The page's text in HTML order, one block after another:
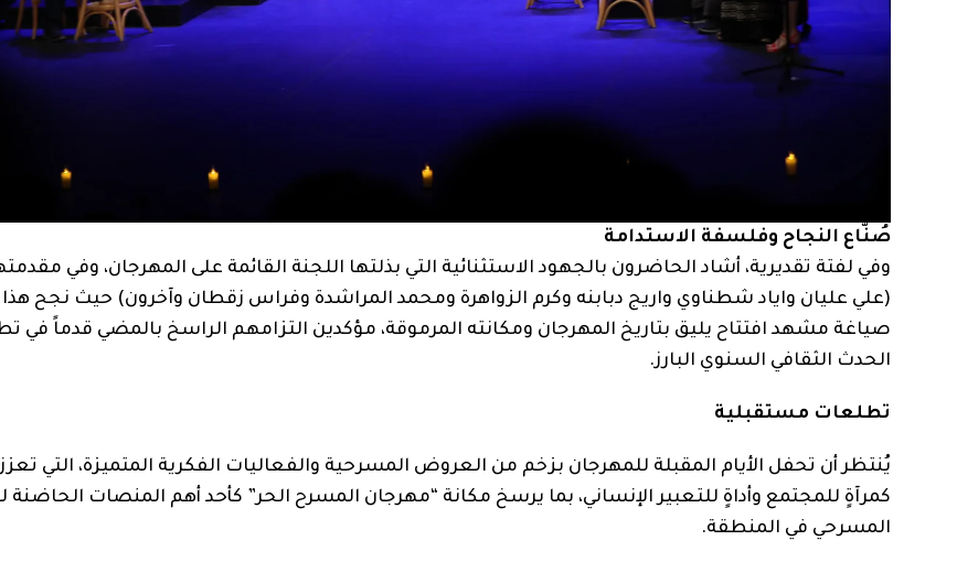
صُنّاع النجاح وفلسفة الاستدامة
وفي لفتة تقديرية، أشاد الحاضرون بالجهود الاستثنائية التي بذلتها اللجنة القائمة على المهرجان، وفي
(علي عليان واياد شطناوي واريج دبابنه وكرم الزواهرة ومحمد المراشدة وفراس زقطان وآخرون) حيث نجح هذا
صياغة مشهد افتتاح يليق بتاريخ المهرجان ومكانته المرموقة، مؤكدين التزامهم الراسخ بالمضي قدماً في
الحدث الثقافي السنوي البارز.
تطلعات مستقبلية
يُنتظر أن تحفل الأيام المقبلة للمهرجان بزخم من العروض المسرحية والفعاليات الفكرية المتميزة، التي
كمرآةٍ للمجتمع وأداةٍ للتعبير الإنساني، بما يرسخ مكانة “مهرجان المسرح الحر” كأحد أهم المنصات الحاضنة
المسرحي في المنطقة.